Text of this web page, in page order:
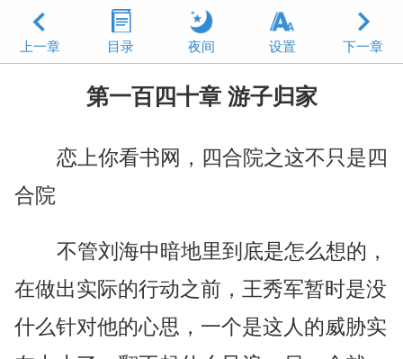
上一章 目录 夜间 设置 下一章
第一百四十章 游子归家
恋上你看书网，四合院之这不只是四
合院
不管刘海中暗地里到底是怎么想的，
在做出实际的行动之前，王秀军暂时是没
什么针对他的心思，一个是这人的威胁实